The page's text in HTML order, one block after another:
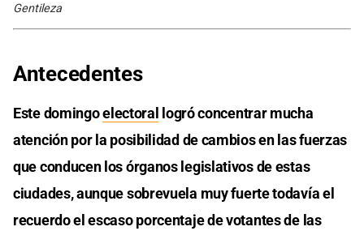
Gentileza
Antecedentes
Este domingoelectoral logró concentrar mucha
atención por la posibilidad de cambios en las fuerzas
que conducen los órganos legislativos de estas
ciudades, aunque sobrevuela muy fuerte todavía el
recuerdo el escaso porcentaje de votantes de las